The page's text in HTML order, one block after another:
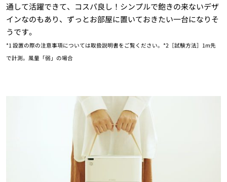
通して活躍できて、コスパ良し！シンプルで飽きの来ないデザ
インなのもあり、ずっとお部屋に置いておきたい一台になりそ
うです。
*1 設置の際の注意事項については取扱説明書をご覧ください。*2［試験方法］1m先
で計測。風量「弱」の場合